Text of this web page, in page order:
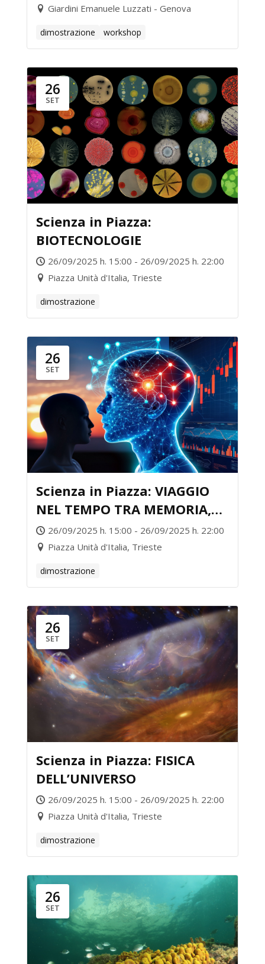
Giardini Emanuele Luzzati - Genova
dimostrazione workshop
26
SET
Scienza in Piazza:
BIOTECNOLOGIE
26/09/2025 h. 15:00 - 26/09/2025 h. 22:00
Piazza Unità d'Italia, Trieste
dimostrazione
26
SET
Scienza in Piazza: VIAGGIO
NEL TEMPO TRA MEMORIA,
INVECCHIAMENTO E GEMELLI
DIGITALI
26/09/2025 h. 15:00 - 26/09/2025 h. 22:00
Piazza Unità d'Italia, Trieste
dimostrazione
26
SET
Scienza in Piazza: FISICA
DELL’UNIVERSO
26/09/2025 h. 15:00 - 26/09/2025 h. 22:00
Piazza Unità d'Italia, Trieste
dimostrazione
26
SET